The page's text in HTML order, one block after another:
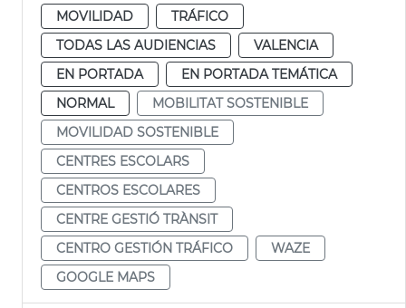
MOVILIDAD
TRÁFICO
TODAS LAS AUDIENCIAS
VALENCIA
EN PORTADA
EN PORTADA TEMÁTICA
NORMAL
MOBILITAT SOSTENIBLE
MOVILIDAD SOSTENIBLE
CENTRES ESCOLARS
CENTROS ESCOLARES
CENTRE GESTIÓ TRÀNSIT
CENTRO GESTIÓN TRÁFICO
WAZE
GOOGLE MAPS